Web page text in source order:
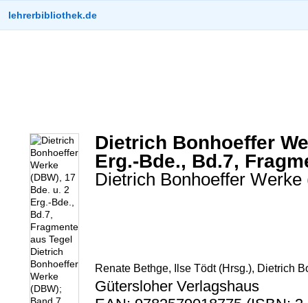
lehrerbibliothek.de
Dietrich Bonhoeffer
Erg.-Bde., Bd.7,
Dietrich Bonhoeffer
Renate Bethge, Ilse Tödt (Hrsg.), Dietrich
Gütersloher Verlagshaus